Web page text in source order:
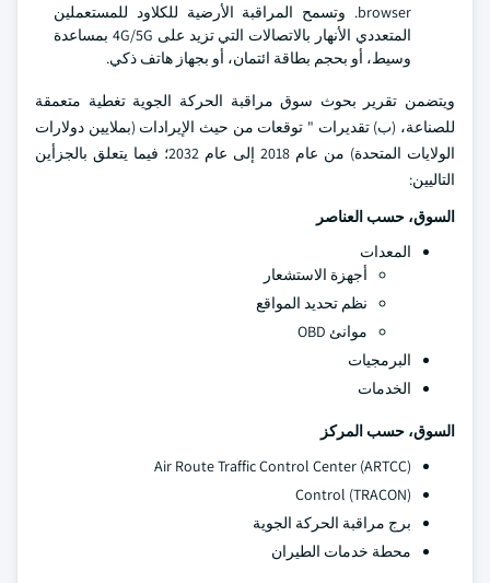
browser. وتسمح المراقبة الأرضية للكلاود للمستعملين
المتعددي الأنهار بالاتصالات التي تزيد على 4G/5G بمساعدة
وسيط، أو بحجم بطاقة ائتمان، أو بجهاز هاتف ذكي.
ويتضمن تقرير بحوث سوق مراقبة الحركة الجوية تغطية متعمقة
للصناعة، (ب) تقديرات " توقعات من حيث الإيرادات (بملايين دولارات
الولايات المتحدة) من عام 2018 إلى عام 2032؛ فيما يتعلق بالجزأين
التاليين:
السوق، حسب العناصر
المعدات
أجهزة الاستشعار
نظم تحديد المواقع
موانئ OBD
البرمجيات
الخدمات
السوق، حسب المركز
Air Route Traffic Control Center (ARTCC)
Control (TRACON)
برج مراقبة الحركة الجوية
محطة خدمات الطيران